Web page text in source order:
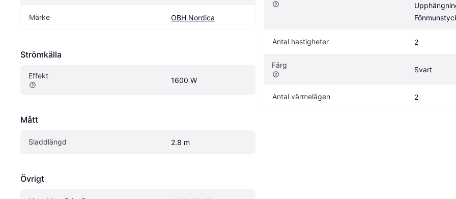
Märke OBH Nordica
Strömkälla
Effekt
1600 W
Mått
Sladdlängd 2.8 m
Övrigt
Antal hastigheter 2
Färg
Svart
Antal värmelägen 2